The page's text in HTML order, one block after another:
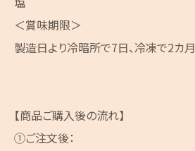
＜賞味期限＞
製造日より冷暗所で7日、冷凍で2カ月
【商品ご購入後の流れ】
①ご注文後：